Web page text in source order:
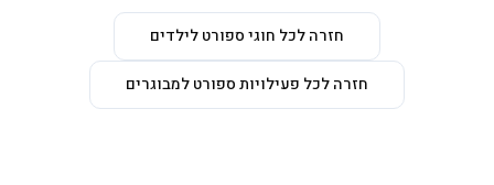
חזרה לכל חוגי ספורט לילדים
חזרה לכל פעילויות ספורט למבוגרים